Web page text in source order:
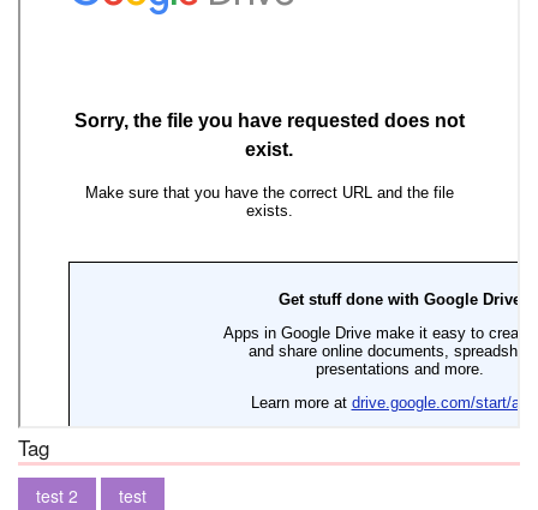
Tag
test 2 test